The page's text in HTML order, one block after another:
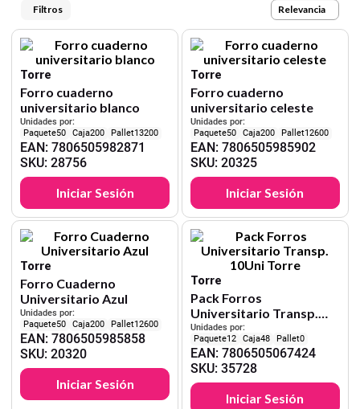
10. lapiz
Relevancia
Torre
Forro cuaderno
universitario blanco
Unidades por:
50
200 13200
EAN:7806505982871
SKU:28756
Iniciar Sesión
Torre
Forro cuaderno
universitario celeste
Unidades por:
50
200 12600
EAN: 7806505985902
SKU: 20325
Iniciar Sesión
Torre
Forro Cuaderno
Universitario Azul
Unidades por:
50
200 12600
EAN:7806505985858
SKU:20320
Iniciar Sesión
Torre
Pack Forros
Universitario Transp.
10Uni Torre
Unidades por:
12
48 0
EAN: 7806505067424
SKU: 35728
Iniciar Sesión